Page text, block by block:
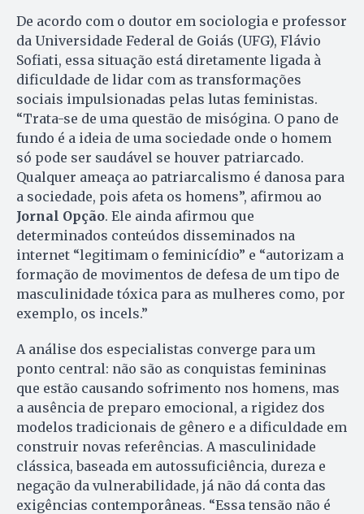
De acordo com o doutor em sociologia e professor
da Universidade Federal de Goiás (UFG), Flávio
Sofiati, essa situação está diretamente ligada à
dificuldade de lidar com as transformações
sociais impulsionadas pelas lutas feministas.
“Trata-se de uma questão de misógina. O pano de
fundo é a ideia de uma sociedade onde o homem
só pode ser saudável se houver patriarcado.
Qualquer ameaça ao patriarcalismo é danosa para
a sociedade, pois afeta os homens”, afirmou ao
Jornal Opção. Ele ainda afirmou que
determinados conteúdos disseminados na
internet “legitimam o feminicídio” e “autorizam a
formação de movimentos de defesa de um tipo de
masculinidade tóxica para as mulheres como, por
exemplo, os incels.”
A análise dos especialistas converge para um
ponto central: não são as conquistas femininas
que estão causando sofrimento nos homens, mas
a ausência de preparo emocional, a rigidez dos
modelos tradicionais de gênero e a dificuldade em
construir novas referências. A masculinidade
clássica, baseada em autossuficiência, dureza e
negação da vulnerabilidade, já não dá conta das
exigências contemporâneas. “Essa tensão não é